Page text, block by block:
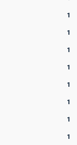
1
1
1
1
1
1
1
1